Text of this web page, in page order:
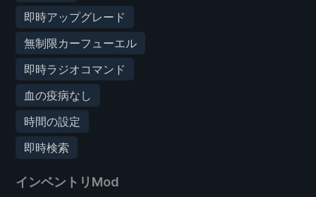
即時アップグレード
無制限カーフューエル
即時ラジオコマンド
血の疫病なし
時間の設定
即時検索
インベントリMod